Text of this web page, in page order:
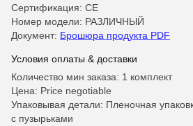
Сертификация: CE
Номер модели: РАЗЛИЧНЫЙ
Документ: Брошюра продукта PDF
Условия оплаты & доставки
Количество мин заказа: 1 комплект
Цена: Price negotiable
Упаковывая детали: Пленочная
с пузырьками